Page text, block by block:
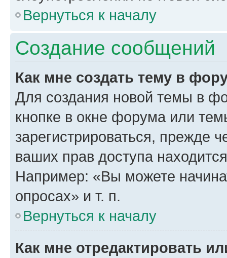
Вернуться к началу
Создание сообщений
Как мне создать тему в
Для создания новой темы в
кнопке в окне форума или
зарегистрироваться, прежде
ваших прав доступа
Например: «Вы можете
опросах» и т. п.
Вернуться к началу
Как мне отредактировать